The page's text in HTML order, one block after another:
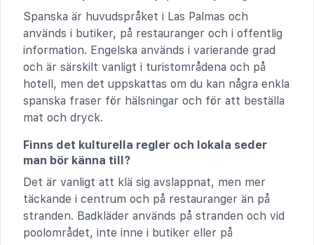
Spanska är huvudspråket i Las Palmas och
används i butiker, på restauranger och i offentlig
information. Engelska används i varierande grad
och är särskilt vanligt i turistområdena och på
hotell, men det uppskattas om du kan några enkla
spanska fraser för hälsningar och för att beställa
mat och dryck.
Finns det kulturella regler och lokala seder
man bör känna till?
Det är vanligt att klä sig avslappnat, men mer
täckande i centrum och på restauranger än på
stranden. Badkläder används på stranden och vid
poolområdet, inte inne i butiker eller på